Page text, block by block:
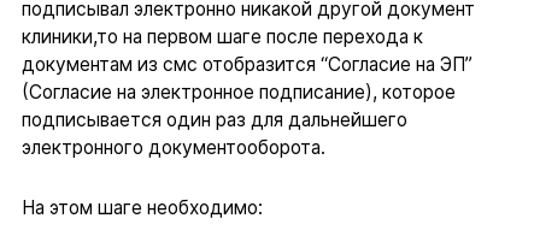
подписывал электронно никакой другой документ
клиники,то на первом шаге после перехода к
документам из смс отобразится “Согласие на ЭП”
(Согласие на электронное подписание), которое
подписывается один раз для дальнейшего
электронного документооборота.
На этом шаге необходимо: